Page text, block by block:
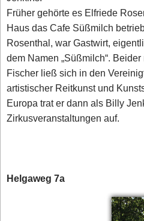
Früher gehörte es Elfriede
Haus das Cafe Süßmilch
Rosenthal, war Gastwirt,
dem Namen „Süßmilch“.
Fischer ließ sich in den
artistischer Reitkunst und
Europa trat er dann als Billy
Zirkusveranstaltungen auf.
Helgaweg 7a